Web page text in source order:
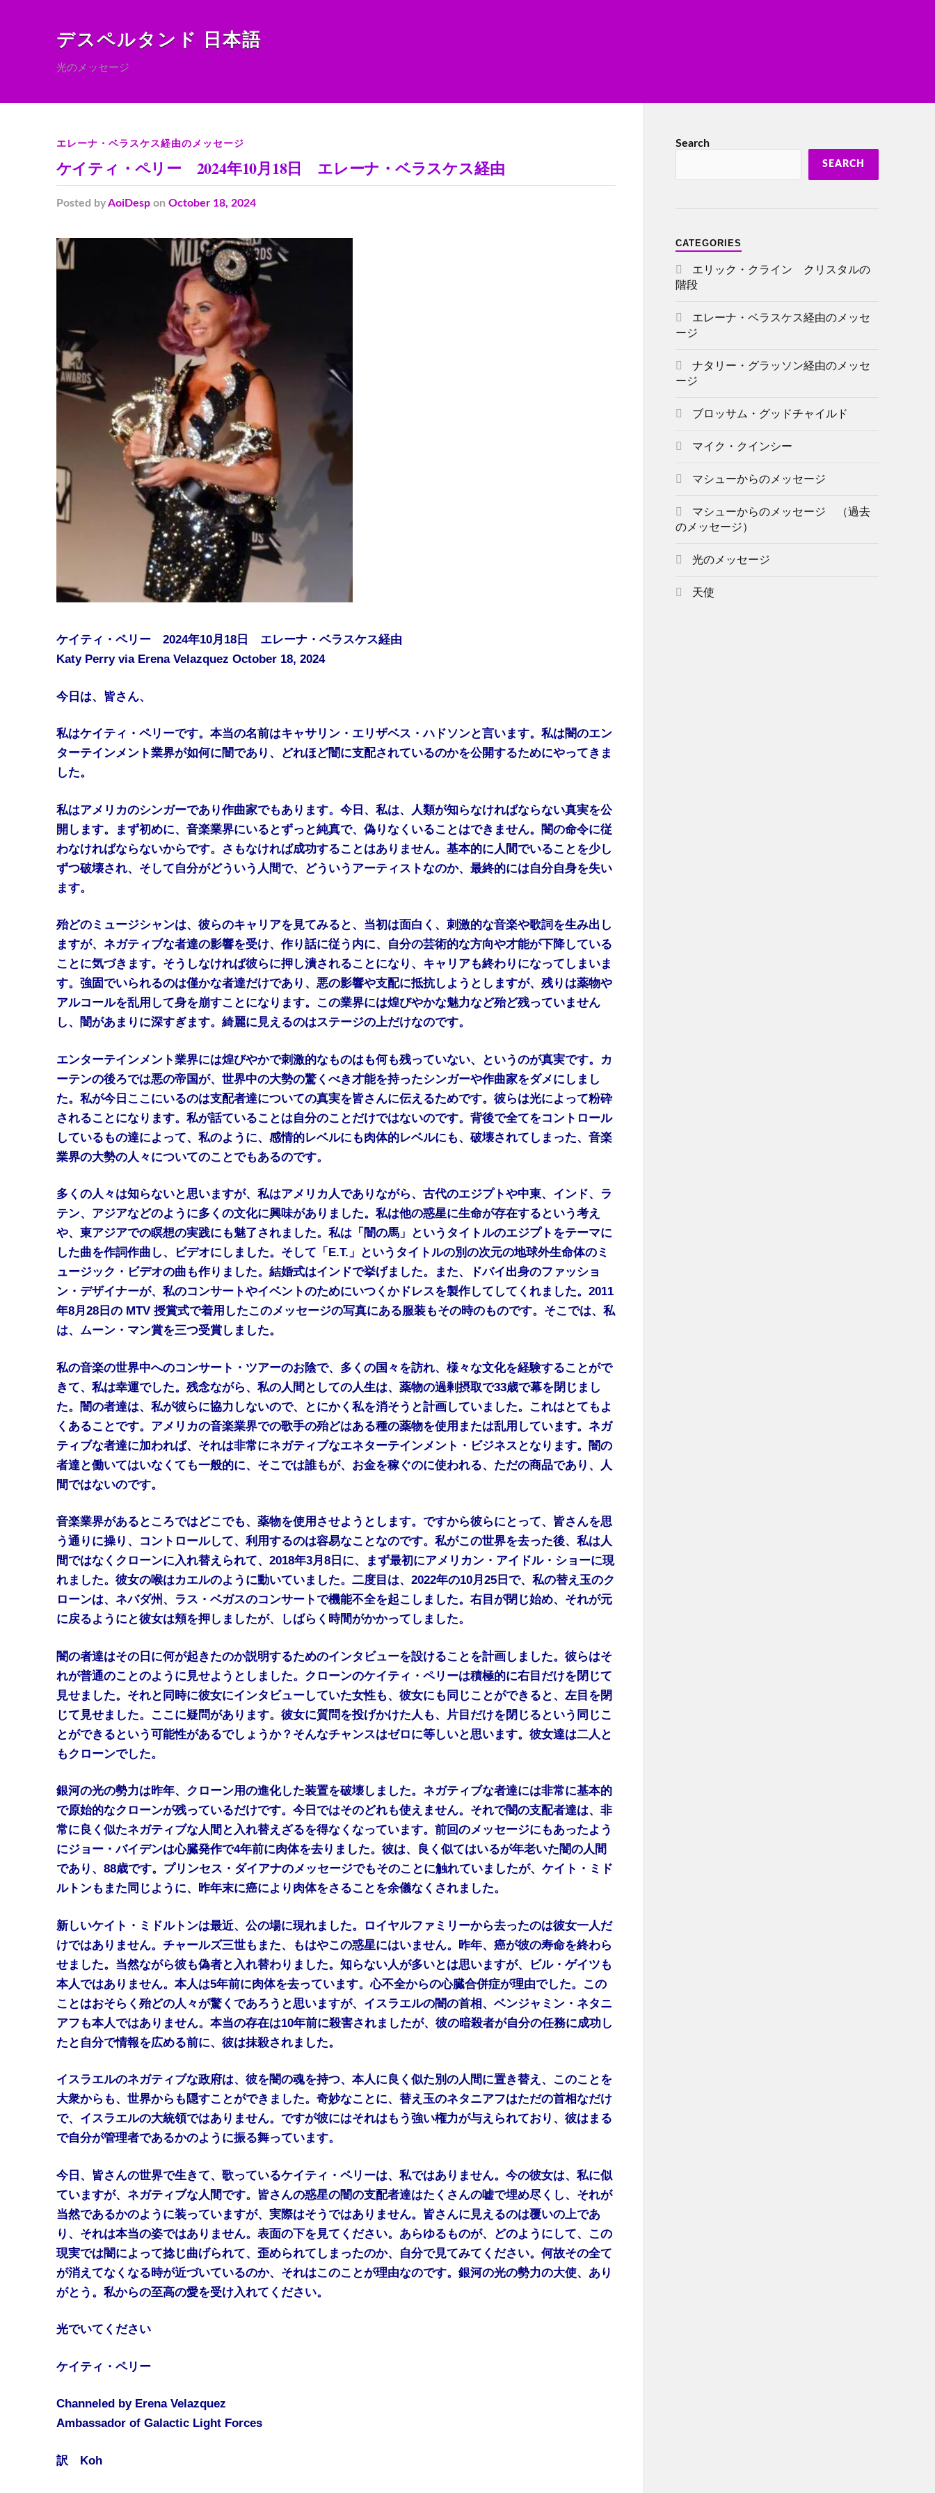
デスペルタンド 日本語
光のメッセージ
エレーナ・ベラスケス経由のメッセージ
ケイティ・ペリー 2024年10月18日 エレーナ・ベラスケス経由
Posted byAoiDesp on October 18, 2024
ケイティ・ペリー 2024年10月18日 エレーナ・ベラスケス経由
Katy Perry via Erena Velazquez October 18, 2024
今日は、皆さん、
私はケイティ・ペリーです。本当の名前はキャサリン・エリザベス・ハドソンと言います。私は闇のエン
ターテインメント業界が如何に闇であり、どれほど闇に支配されているのかを公開するためにやってきま
した。
私はアメリカのシンガーであり作曲家でもあります。今日、私は、人類が知らなければならない真実を公
開します。まず初めに、音楽業界にいるとずっと純真で、偽りなくいることはできません。闇の命令に従
わなければならないからです。さもなければ成功することはありません。基本的に人間でいることを少し
ずつ破壊され、そして自分がどういう人間で、どういうアーティストなのか、最終的には自分自身を失い
ます。
殆どのミュージシャンは、彼らのキャリアを見てみると、当初は面白く、刺激的な音楽や歌詞を生み出し
ますが、ネガティブな者達の影響を受け、作り話に従う内に、自分の芸術的な方向や才能が下降している
ことに気づきます。そうしなければ彼らに押し潰されることになり、キャリアも終わりになってしまいま
す。強固でいられるのは僅かな者達だけであり、悪の影響や支配に抵抗しようとしますが、残りは薬物や
アルコールを乱用して身を崩すことになります。この業界には煌びやかな魅力など殆ど残っていません
し、闇があまりに深すぎます。綺麗に見えるのはステージの上だけなのです。
エンターテインメント業界には煌びやかで刺激的なものはも何も残っていない、というのが真実です。カ
ーテンの後ろでは悪の帝国が、世界中の大勢の驚くべき才能を持ったシンガーや作曲家をダメにしまし
た。私が今日ここにいるのは支配者達についての真実を皆さんに伝えるためです。彼らは光によって粉砕
されることになります。私が話ていることは自分のことだけではないのです。背後で全てをコントロール
しているもの達によって、私のように、感情的レベルにも肉体的レベルにも、破壊されてしまった、音楽
業界の大勢の人々についてのことでもあるのです。
多くの人々は知らないと思いますが、私はアメリカ人でありながら、古代のエジプトや中東、インド、ラ
テン、アジアなどのように多くの文化に興味がありました。私は他の惑星に生命が存在するという考え
や、東アジアでの瞑想の実践にも魅了されました。私は「闇の馬」というタイトルのエジプトをテーマに
した曲を作詞作曲し、ビデオにしました。そして「E.T.」というタイトルの別の次元の地球外生命体のミ
ュージック・ビデオの曲も作りました。結婚式はインドで挙げました。また、ドバイ出身のファッショ
ン・デザイナーが、私のコンサートやイベントのためにいつくかドレスを製作してしてくれました。2011
年8月28日の MTV 授賞式で着用したこのメッセージの写真にある服装もその時のものです。そこでは、私
は、ムーン・マン賞を三つ受賞しました。
私の音楽の世界中へのコンサート・ツアーのお陰で、多くの国々を訪れ、様々な文化を経験することがで
きて、私は幸運でした。残念ながら、私の人間としての人生は、薬物の過剰摂取で33歳で幕を閉じまし
た。闇の者達は、私が彼らに協力しないので、とにかく私を消そうと計画していました。これはとてもよ
くあることです。アメリカの音楽業界での歌手の殆どはある種の薬物を使用または乱用しています。ネガ
ティブな者達に加われば、それは非常にネガティブなエネターテインメント・ビジネスとなります。闇の
者達と働いてはいなくても一般的に、そこでは誰もが、お金を稼ぐのに使われる、ただの商品であり、人
間ではないのです。
音楽業界があるところではどこでも、薬物を使用させようとします。ですから彼らにとって、皆さんを思
う通りに操り、コントロールして、利用するのは容易なことなのです。私がこの世界を去った後、私は人
間ではなくクローンに入れ替えられて、2018年3月8日に、まず最初にアメリカン・アイドル・ショーに現
れました。彼女の喉はカエルのように動いていました。二度目は、2022年の10月25日で、私の替え玉のク
ローンは、ネバダ州、ラス・ベガスのコンサートで機能不全を起こしました。右目が閉じ始め、それが元
に戻るようにと彼女は頬を押しましたが、しばらく時間がかかってしました。
闇の者達はその日に何が起きたのか説明するためのインタビューを設けることを計画しました。彼らはそ
れが普通のことのように見せようとしました。クローンのケイティ・ペリーは積極的に右目だけを閉じて
見せました。それと同時に彼女にインタビューしていた女性も、彼女にも同じことができると、左目を閉
じて見せました。ここに疑問があります。彼女に質問を投げかけた人も、片目だけを閉じるという同じこ
とができるという可能性があるでしょうか？そんなチャンスはゼロに等しいと思います。彼女達は二人と
もクローンでした。
銀河の光の勢力は昨年、クローン用の進化した装置を破壊しました。ネガティブな者達には非常に基本的
で原始的なクローンが残っているだけです。今日ではそのどれも使えません。それで闇の支配者達は、非
常に良く似たネガティブな人間と入れ替えざるを得なくなっています。前回のメッセージにもあったよう
にジョー・バイデンは心臓発作で4年前に肉体を去りました。彼は、良く似てはいるが年老いた闇の人間
であり、88歳です。プリンセス・ダイアナのメッセージでもそのことに触れていましたが、ケイト・ミド
ルトンもまた同じように、昨年末に癌により肉体をさることを余儀なくされました。
新しいケイト・ミドルトンは最近、公の場に現れました。ロイヤルファミリーから去ったのは彼女一人だ
けではありません。チャールズ三世もまた、もはやこの惑星にはいません。昨年、癌が彼の寿命を終わら
せました。当然ながら彼も偽者と入れ替わりました。知らない人が多いとは思いますが、ビル・ゲイツも
本人ではありません。本人は5年前に肉体を去っています。心不全からの心臓合併症が理由でした。この
ことはおそらく殆どの人々が驚くであろうと思いますが、イスラエルの闇の首相、ベンジャミン・ネタニ
アフも本人ではありません。本当の存在は10年前に殺害されましたが、彼の暗殺者が自分の任務に成功し
たと自分で情報を広める前に、彼は抹殺されました。
イスラエルのネガティブな政府は、彼を闇の魂を持つ、本人に良く似た別の人間に置き替え、このことを
大衆からも、世界からも隠すことができました。奇妙なことに、替え玉のネタニアフはただの首相なだけ
で、イスラエルの大統領ではありません。ですが彼にはそれはもう強い権力が与えられており、彼はまる
で自分が管理者であるかのように振る舞っています。
今日、皆さんの世界で生きて、歌っているケイティ・ペリーは、私ではありません。今の彼女は、私に似
ていますが、ネガティブな人間です。皆さんの惑星の闇の支配者達はたくさんの嘘で埋め尽くし、それが
当然であるかのように装っていますが、実際はそうではありません。皆さんに見えるのは覆いの上であ
り、それは本当の姿ではありません。表面の下を見てください。あらゆるものが、どのようにして、この
現実では闇によって捻じ曲げられて、歪められてしまったのか、自分で見てみてください。何故その全て
が消えてなくなる時が近づいているのか、それはこのことが理由なのです。銀河の光の勢力の大使、あり
がとう。私からの至高の愛を受け入れてください。
光でいてください
ケイティ・ペリー
Channeled by Erena Velazquez
Ambassador of Galactic Light Forces
訳 Koh
Search
SEARCH
CATEGORIES
エリック・クライン クリスタルの
階段
エレーナ・ベラスケス経由のメッセ
ージ
ナタリー・グラッソン経由のメッセ
ージ
ブロッサム・グッドチャイルド
マイク・クインシー
マシューからのメッセージ
マシューからのメッセージ （過去
のメッセージ）
光のメッセージ
天使